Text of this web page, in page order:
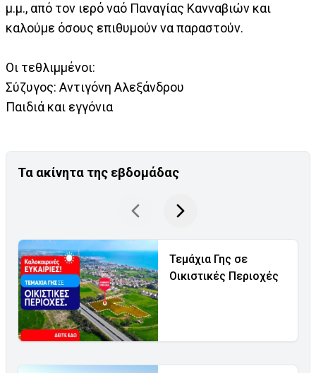
μ.μ., από τον ιερό ναό Παναγίας Κανναβιών και
καλούμε όσους επιθυμούν να παραστούν.
Οι τεθλιμμένοι:
Σύζυγος: Αντιγόνη Αλεξάνδρου
Παιδιά και εγγόνια
Τα ακίνητα της εβδομάδας
Τεμάχια Γης σε
Οικιστικές Περιοχές